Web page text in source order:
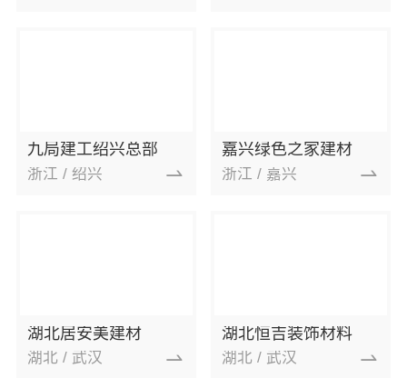
九局建工绍兴总部
浙江 / 绍兴
嘉兴绿色之家建材
浙江 / 嘉兴
湖北居安美建材
湖北 / 武汉
湖北恒吉装饰材料
湖北 / 武汉